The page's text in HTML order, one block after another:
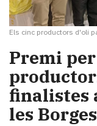
Els cinc productors d'oli
Premi
finalistes
les